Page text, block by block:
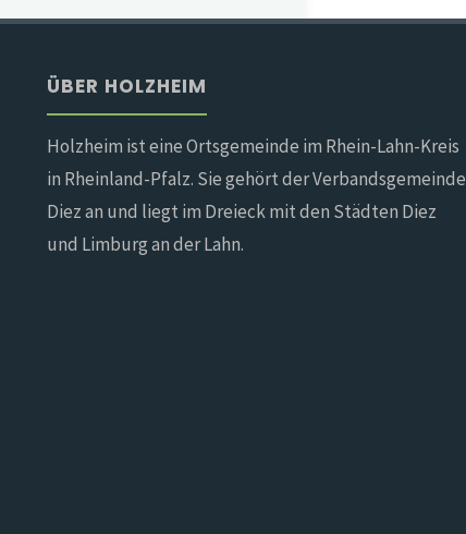
ÜBER HOLZHEIM
Holzheim ist eine Ortsgemeinde im Rhein-Lahn-Kreis
in Rheinland-Pfalz. Sie gehört der Verbandsgemeinde
Diez an und liegt im Dreieck mit den Städten Diez
und Limburg an der Lahn.